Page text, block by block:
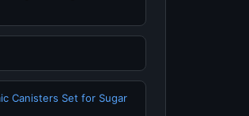
Canisters Set for Sugar